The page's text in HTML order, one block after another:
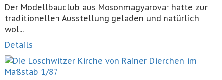
Der Modellbauclub aus Mosonmagyarovar hatte zur
traditionellen Ausstellung geladen und natürlich
wol...
Details